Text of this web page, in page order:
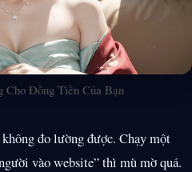
Cho Đồng Tiền Của Bạn
đo lường được. Chạy một
vào website” thì mù mờ quá.